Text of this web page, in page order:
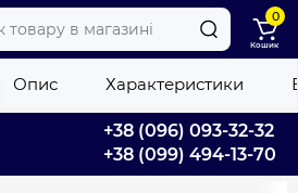
+38 (096) 093-32-32
+38 (099) 494-13-70
0
Кошик
Опис Характеристики